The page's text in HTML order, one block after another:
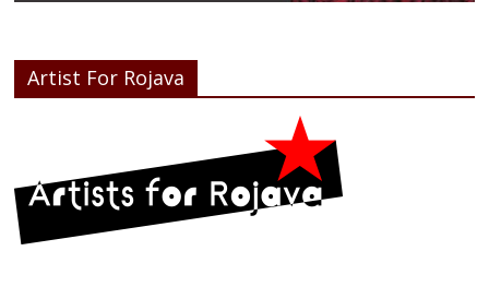
Artist For Rojava